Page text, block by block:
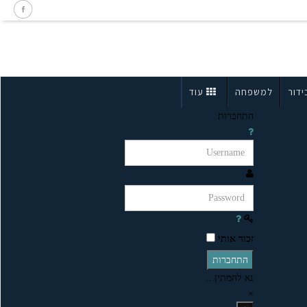
למשפחה עוד
התחברות
זכור אותי
התחברות
נא להמתין...
×